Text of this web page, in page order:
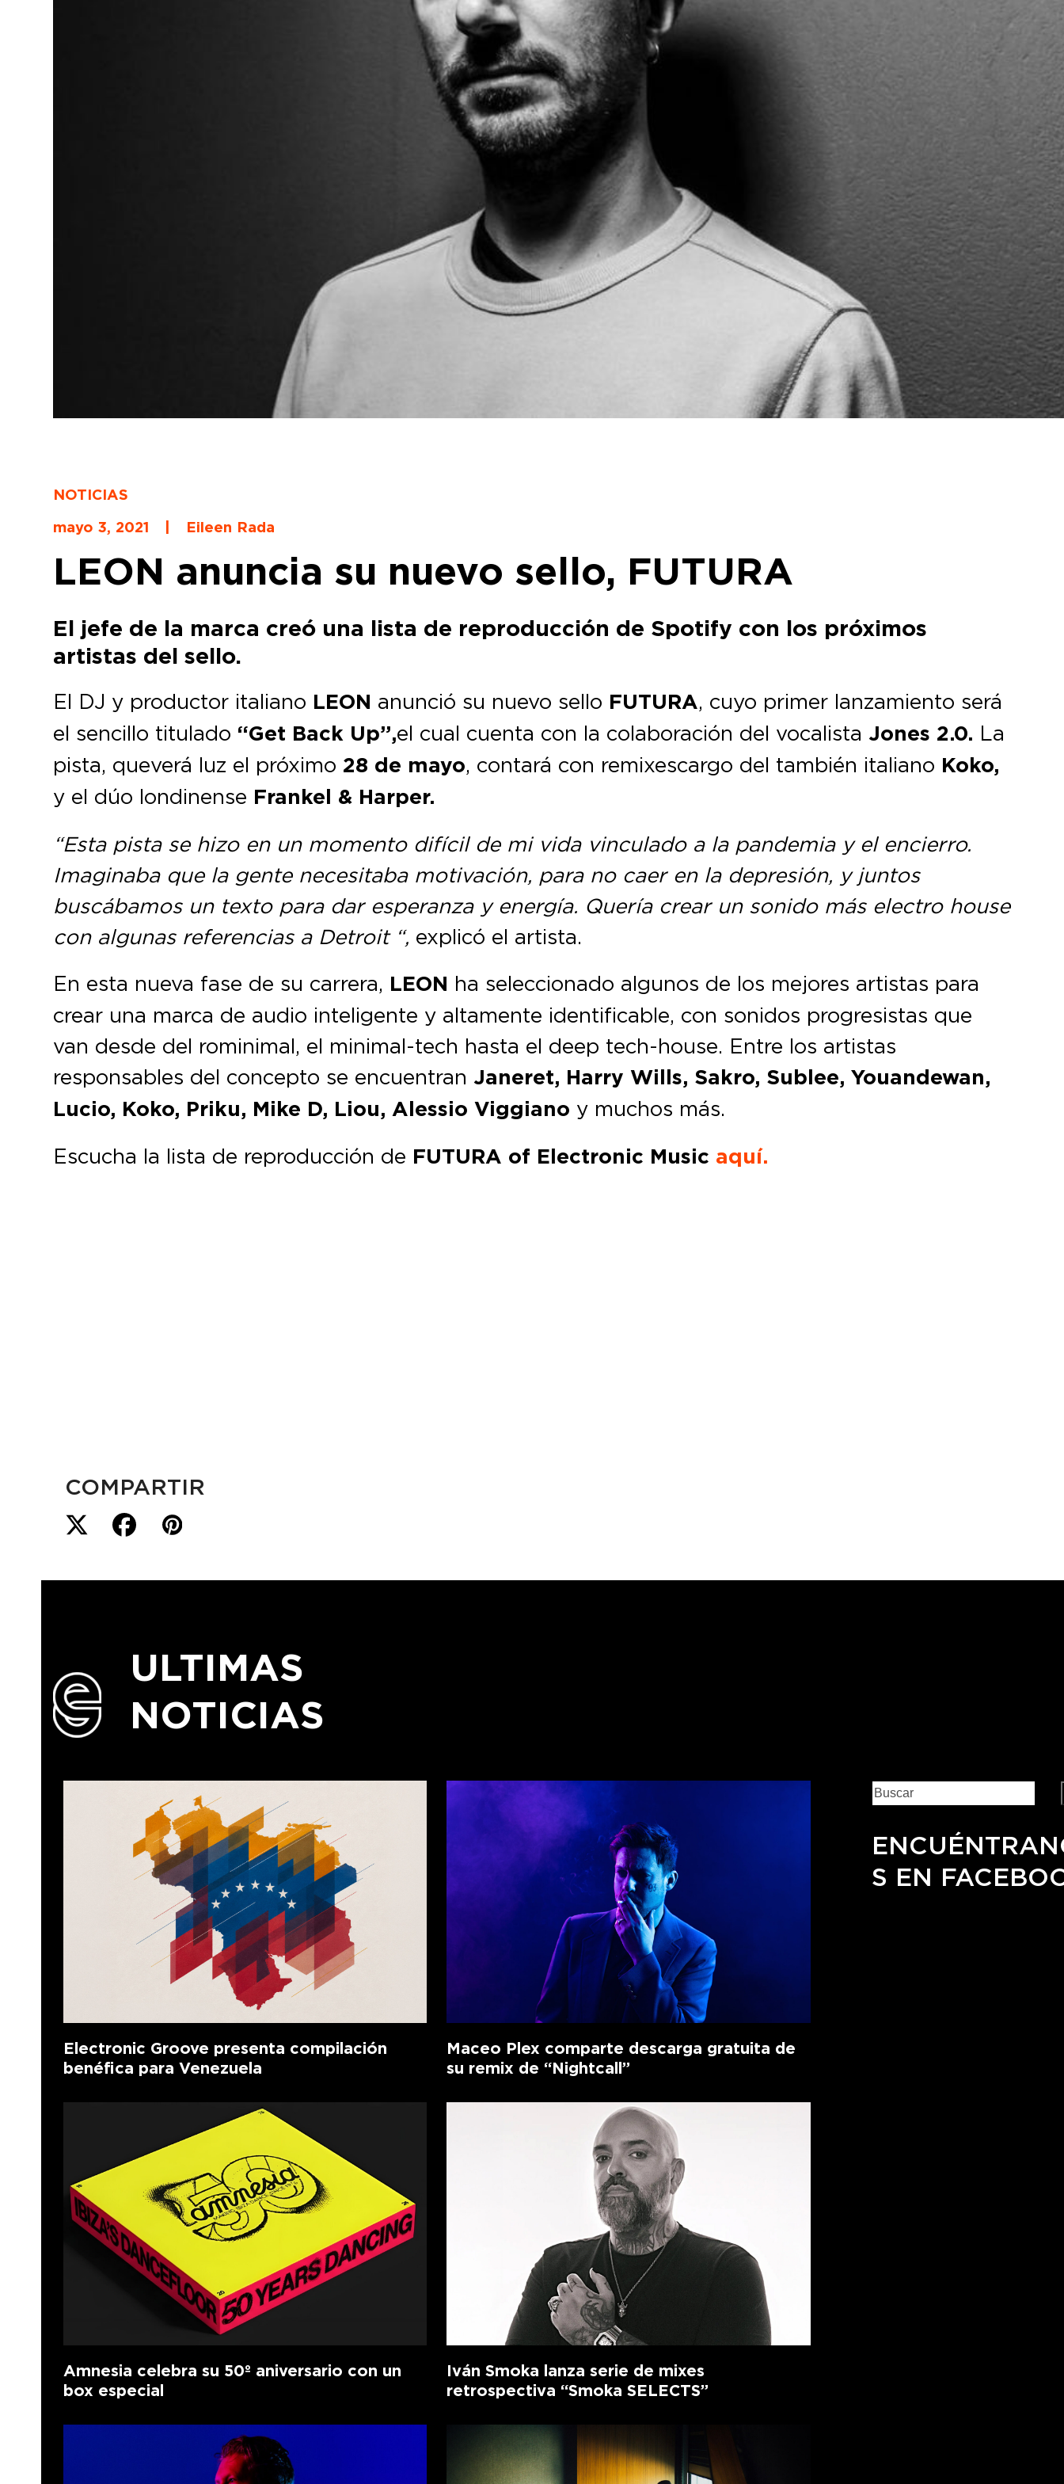
NOTICIAS
mayo 3, 2021
Eileen Rada
LEON anuncia su nuevo sello, FUTURA
El jefe de la marca creó una lista de reproducción de Spotify con los próximos
artistas del sello.
El DJ y productor italiano LEON anunció su nuevo sello FUTURA, cuyo primer lanzamiento será
el sencillo titulado “Get Back Up”,el cual cuenta con la colaboración del vocalista Jones 2.0. La
pista, que verá luz el próximo 28 de mayo, contará con remixes cargo del también italiano Koko,
y el dúo londinense Frankel & Harper.
“Esta pista se hizo en un momento difícil de mi vida vinculado a la pandemia y el encierro.
Imaginaba que la gente necesitaba motivación, para no caer en la depresión, y juntos
buscábamos un texto para dar esperanza y energía. Quería crear un sonido más electro house
con algunas referencias a Detroit “, explicó el artista.
En esta nueva fase de su carrera, LEON ha seleccionado algunos de los mejores artistas para
crear una marca de audio inteligente y altamente identificable, con sonidos progresistas que
van desde del rominimal, el minimal-tech hasta el deep tech-house. Entre los artistas
responsables del concepto se encuentran Janeret, Harry Wills, Sakro, Sublee, Youandewan,
Lucio, Koko, Priku, Mike D, Liou, Alessio Viggiano y muchos más.
Escucha la lista de reproducción de FUTURA of Electronic Music aquí.
COMPARTIR
ULTIMAS
NOTICIAS
Electronic Groove presenta compilación
benéfica para Venezuela
Maceo Plex comparte descarga gratuita de
su remix de “Nightcall”
Amnesia celebra su 50º aniversario con un
box especial
Iván Smoka lanza serie de mixes
retrospectiva “Smoka SELECTS”
S EN